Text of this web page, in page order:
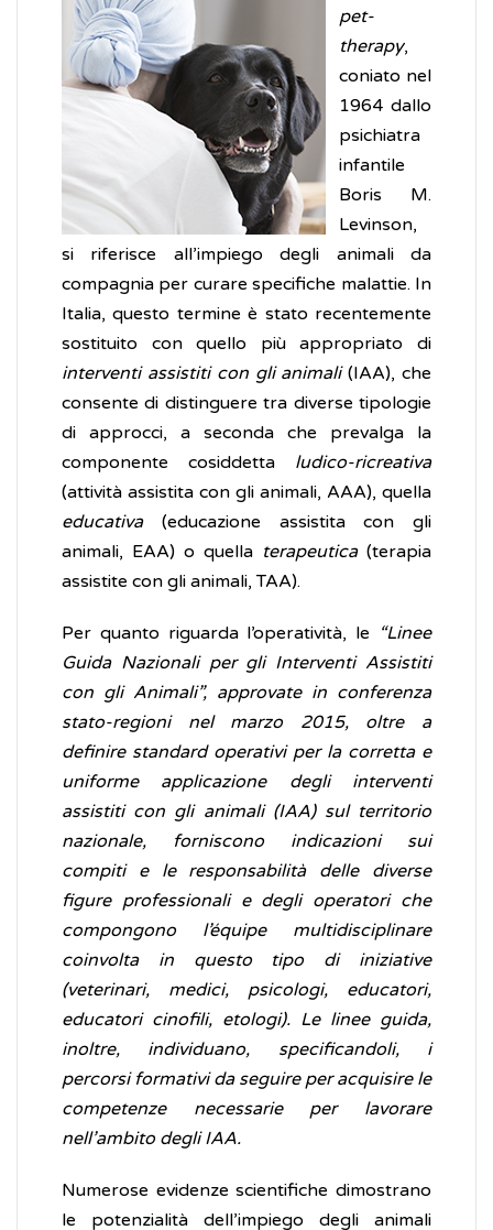
pet-
therapy,
coniato nel
1964 dallo
psichiatra
infantile
Boris M.
Levinson,
si riferisce all’impiego degli animali da
compagnia per curare specifiche malattie. In
Italia, questo termine è stato recentemente
sostituito con quello più appropriato di
interventi assistiti con gli animali(IAA), che
consente di distinguere tra diverse tipologie
di approcci, a seconda che prevalga la
componente cosiddetta ludico-ricreativa
(attività assistita con gli animali, AAA), quella
educativa(educazione assistita con gli
animali, EAA) o quella terapeutica(terapia
assistite con gli animali, TAA).
Per quanto riguarda l’operatività, le “Linee
Guida Nazionali per gli Interventi Assistiti
con gli Animali”, approvate in conferenza
stato-regioni nel marzo 2015, oltre a
definire standard operativi per la corretta e
uniforme applicazione degli interventi
assistiti con gli animali (IAA) sul territorio
nazionale, forniscono indicazioni sui
compiti e le responsabilità delle diverse
figure professionali e degli operatori che
compongono l’équipe multidisciplinare
coinvolta in questo tipo di iniziative
(veterinari, medici, psicologi, educatori,
educatori cinofili, etologi). Le linee guida,
inoltre, individuano, specificandoli, i
percorsi formativi da seguire per acquisire le
competenze necessarie per lavorare
nell’ambito degli IAA.
Numerose evidenze scientifiche dimostrano
le potenzialità dell’impiego degli animali